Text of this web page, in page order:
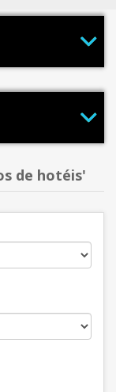
de hotéis'